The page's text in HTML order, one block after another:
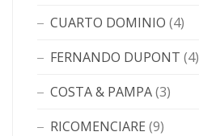
CUARTO DOMINIO (4)
FERNANDO DUPONT (4)
COSTA & PAMPA(3)
RICOMENCIARE (9)